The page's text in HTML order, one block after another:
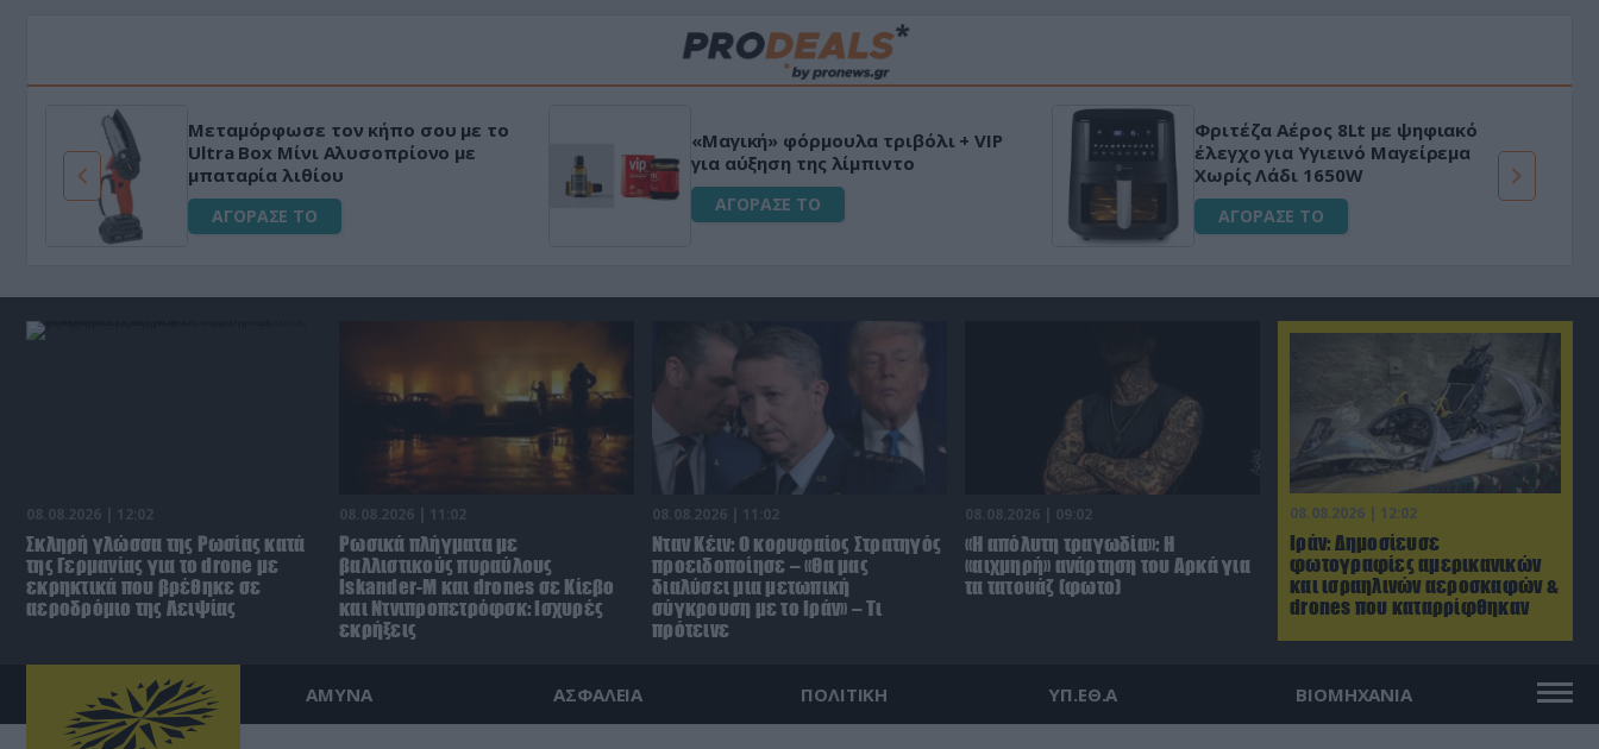
Μεταμόρφωσε τον κήπο σου με το
Ultra Box Μίνι Αλυσοπρίονο με
μπαταρία λιθίου
ΑΓΟΡΑΣΕ ΤΟ
«Μαγική» φόρμουλα τριβόλι + VIP
για αύξηση της λίμπιντο
ΑΓΟΡΑΣΕ ΤΟ
Φριτέζα Αέρος 8Lt με ψηφιακό
έλεγχο για Υγιεινό Μαγείρεμα
Χωρίς Λάδι 1650W
ΑΓΟΡΑΣΕ ΤΟ
08.08.2026 | 12:02
Ιράν: Δημοσίευσε
φωτογραφίες αμερικανικών
και ισραηλινών αεροσκαφών &
drones που καταρρίφθηκαν
08.08.2026 | 12:02
Σκληρή γλώσσα της Ρωσίας κατά
της Γερμανίας για το drone με
εκρηκτικά που βρέθηκε σε
αεροδρόμιο της Λειψίας
08.08.2026 | 11:02
Ρωσικά πλήγματα με
βαλλιστικούς πυραύλους
Iskander-M και drones σε Κίεβο
και Ντνιπροπετρόφσκ: Ισχυρές
εκρήξεις
08.08.2026 | 11:02
Νταν Κέιν: Ο κορυφαίος Στρατηγός
προειδοποίησε – «Θα μας
διαλύσει μια μετωπική
σύγκρουση με το Ιράν» – Τι
πρότεινε
08.08.2026 | 09:02
«Η απόλυτη τραγωδία»: Η
«αιχμηρή» ανάρτηση του Αρκά για
τα τατουάζ (φωτο)
ΑΜΥΝΑ ΑΣΦΑΛΕΙΑ ΠΟΛΙΤΙΚΗ ΥΠ.ΕΘ.Α ΒΙΟΜΗΧΑΝΙΑ